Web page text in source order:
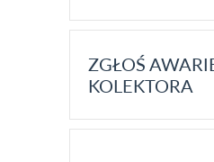
ZGŁOŚ
KOLEKTORA